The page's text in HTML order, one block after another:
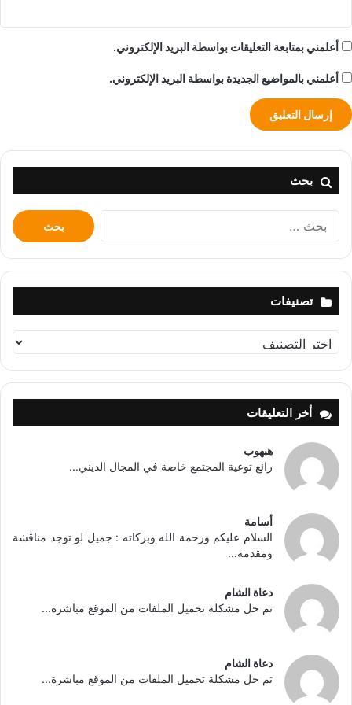
أعلمني بمتابعة التعليقات بواسطة البريد الإلكتروني.
أعلمني بالمواضيع الجديدة بواسطة البريد الإلكتروني.
بحث
البحث
عن:
تصنيفات
تصنيفات
أخر التعليقات
هبهوب
رائع توعية المجتمع خاصة في المجال الديني...
أسامة
السلام عليكم ورحمة الله وبركاته : جميل لو توجد مناقشة
ومقدمة...
دعاة الشام
تم حل مشكلة تحميل الملفات من الموقع مباشرة...
دعاة الشام
تم حل مشكلة تحميل الملفات من الموقع مباشرة...